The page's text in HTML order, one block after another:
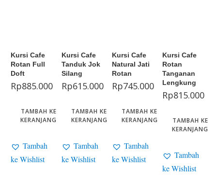
Kursi Cafe
Rotan Full
Doft
Rp885.000
TAMBAH KE
KERANJANG
Tambah
ke Wishlist
Kursi Cafe
Tanduk Jok
Silang
Rp615.000
TAMBAH KE
KERANJANG
Tambah
ke Wishlist
Kursi Cafe
Natural Jati
Rotan
Rp745.000
TAMBAH KE
KERANJANG
Tambah
ke Wishlist
Kursi Cafe
Rotan
Tanganan
Lengkung
Rp815.000
TAMBAH KE
KERANJANG
Tambah
ke Wishlist